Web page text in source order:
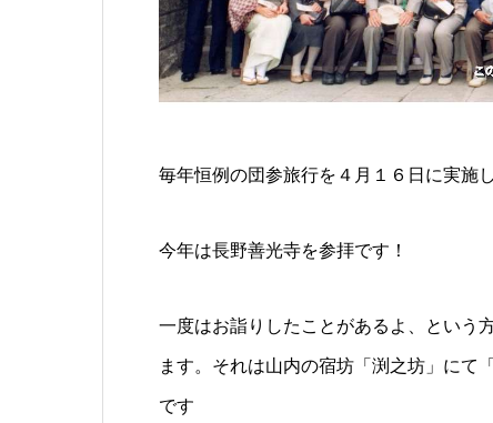
毎年恒例の団参旅行を４月１６日に実施
今年は長野善光寺を参拝です！
一度はお詣りしたことがあるよ、という
ます。それは山内の宿坊「渕之坊」にて
です